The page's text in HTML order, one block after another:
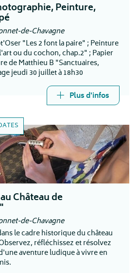
Peinture,
de-Chavagne
"Les 2 font la paire" ; Peinture
ou du cochon, chap.2" ; Papier
de Matthieu B "Sanctuaires,
jeudi 30 juillet à 18h30
Plus d'infos
Château de
de-Chavagne
le cadre historique du château
réfléchissez et résolvez
aventure ludique à vivre en